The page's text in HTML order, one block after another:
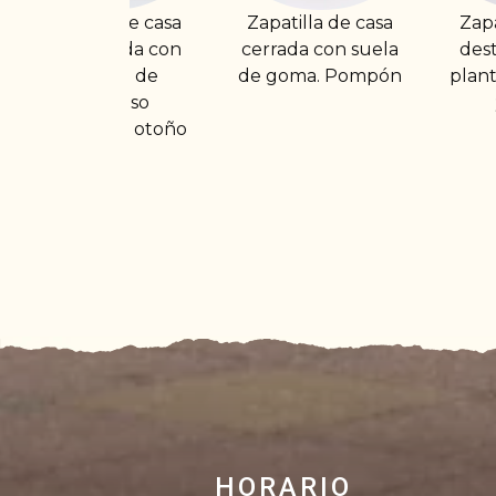
Zapatilla de casa
cerrada con suela
de goma. Pompón
Zapatilla de casa
destalonada con
plantilla acolchada
HORARIO